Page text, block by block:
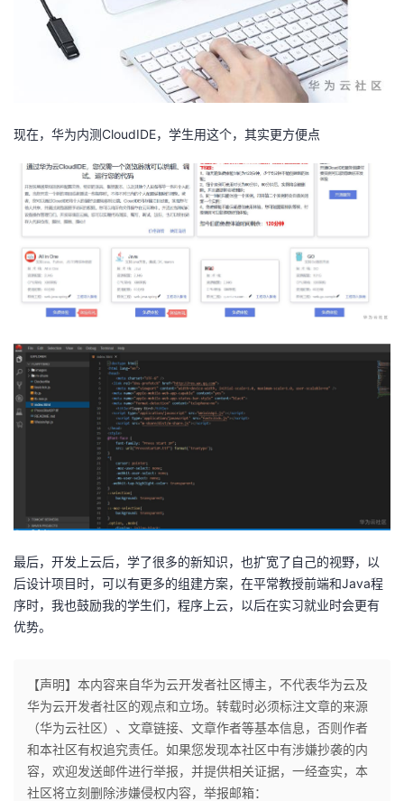
现在，华为内测CloudIDE，学生用这个，其实更方便点
最后，开发上云后，学了很多的新知识，也扩宽了自己的视野，以
后设计项目时，可以有更多的组建方案，在平常教授前端和Java程
序时，我也鼓励我的学生们，程序上云，以后在实习就业时会更有
优势。
【声明】本内容来自华为云开发者社区博主，不代表华为云及
华为云开发者社区的观点和立场。转载时必须标注文章的来源
（华为云社区）、文章链接、文章作者等基本信息，否则作者
和本社区有权追究责任。如果您发现本社区中有涉嫌抄袭的内
容，欢迎发送邮件进行举报，并提供相关证据，一经查实，本
社区将立刻删除涉嫌侵权内容，举报邮箱：